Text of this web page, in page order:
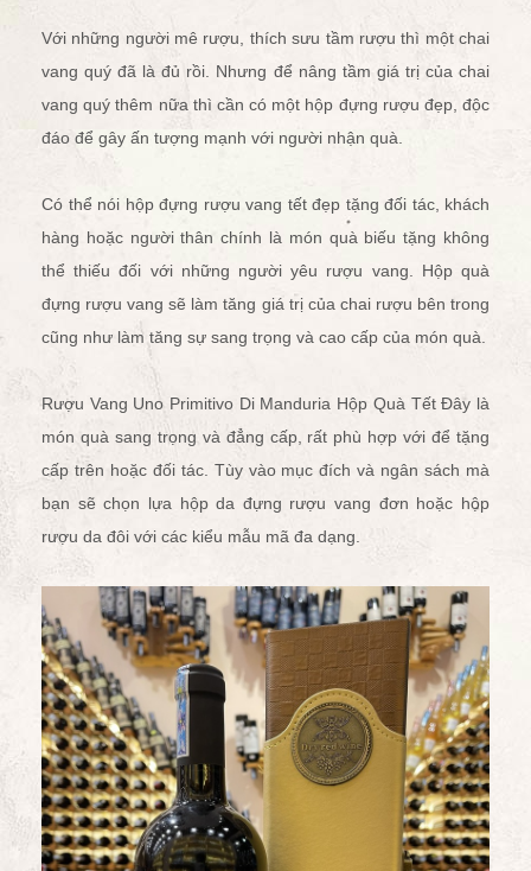
Với những người mê rượu, thích sưu tầm rượu thì một chai
vang quý đã là đủ rồi. Nhưng để nâng tầm giá trị của chai
vang quý thêm nữa thì cần có một hộp đựng rượu đẹp, độc
đáo để gây ấn tượng mạnh với người nhận quà.
Có thể nói hộp đựng rượu vang tết đẹp tặng đối tác, khách
hàng hoặc người thân chính là món quà biếu tặng không
thể thiếu đối với những người yêu rượu vang. Hộp quà
đựng rượu vang sẽ làm tăng giá trị của chai rượu bên trong
cũng như làm tăng sự sang trọng và cao cấp của món quà.
Rượu Vang Uno Primitivo Di Manduria Hộp Quà TếtĐây là
món quà sang trọng và đẳng cấp, rất phù hợp với để tặng
cấp trên hoặc đối tác. Tùy vào mục đích và ngân sách mà
bạn sẽ chọn lựa hộp da đựng rượu vang đơn hoặc hộp
rượu da đôi với các kiểu mẫu mã đa dạng.